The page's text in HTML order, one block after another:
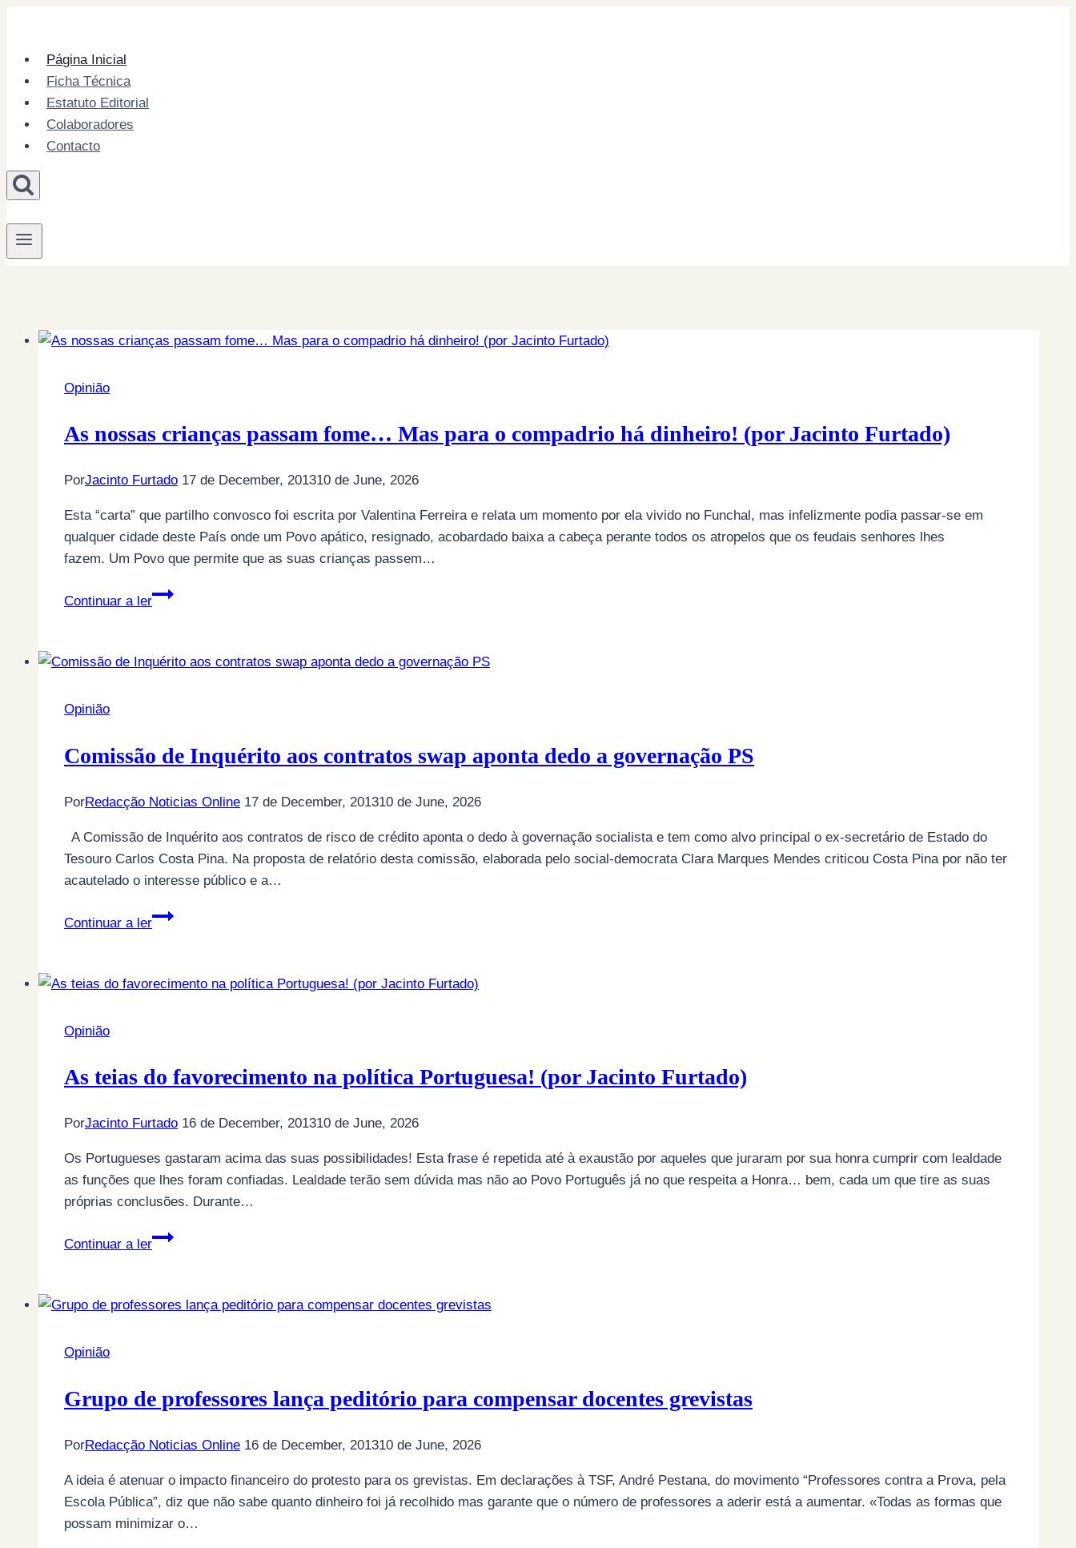
contentPágina Inicial
Ficha Técnica
Estatuto Editorial
Colaboradores
Contacto
Opinião
As nossas crianças passam fome… Mas para o compadrio há dinheiro! (por Jacinto Furtado)
PorJacinto Furtado 17 de December, 201310 de June, 2026
Esta “carta” que partilho convosco foi escrita por Valentina Ferreira e relata um momento por ela vivido no Funchal, mas infelizmente podia passar-se em
qualquer cidade deste País onde um Povo apático, resignado, acobardado baixa a cabeça perante todos os atropelos que os feudais senhores lhes
fazem. Um Povo que permite que as suas crianças passem…
Continuar a ler
As
passam
compadrio
dinheiro!
(por
Jacinto
Furtado)
Opinião
Comissão de Inquérito aos contratos swap aponta dedo a governação PS
PorRedacção Noticias Online 17 de December, 201310 de June, 2026
A Comissão de Inquérito aos contratos de risco de crédito aponta o dedo à governação socialista e tem como alvo principal o ex-secretário de Estado do
Tesouro Carlos Costa Pina. Na proposta de relatório desta comissão, elaborada pelo social-democrata Clara Marques Mendes criticou Costa Pina por não ter
acautelado o interesse público e a…
Continuar a ler
Comissão
aos
dedo
a
PS
Opinião
As teias do favorecimento na política Portuguesa! (por Jacinto Furtado)
PorJacinto Furtado 16 de December, 201310 de June, 2026
Os Portugueses gastaram acima das suas possibilidades! Esta frase é repetida até à exaustão por aqueles que juraram por sua honra cumprir com lealdade
as funções que lhes foram confiadas. Lealdade terão sem dúvida mas não ao Povo Português já no que respeita a Honra… bem, cada um que tire as suas
próprias conclusões. Durante…
Continuar a ler
As
favorecimento
Jacinto
Opinião
Grupo de professores lança peditório para compensar docentes grevistas
PorRedacção Noticias Online 16 de December, 201310 de June, 2026
A ideia é atenuar o impacto financeiro do protesto para os grevistas. Em declarações à TSF, André Pestana, do movimento “Professores contra a Prova, pela
Escola Pública”, diz que não sabe quanto dinheiro foi já recolhido mas garante que o número de professores a aderir está a aumentar. «Todas as formas que
possam minimizar o…